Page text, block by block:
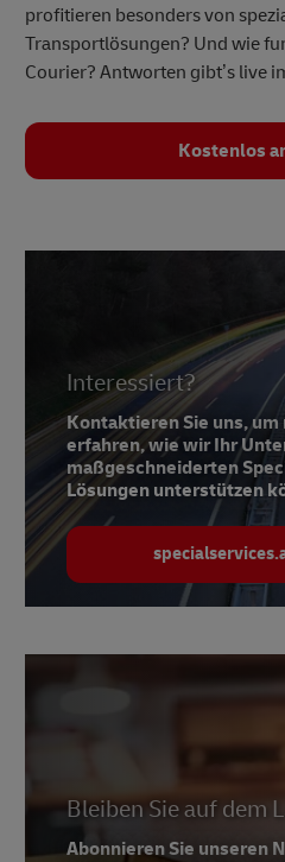
profitieren besonders von
Transportlösungen? Und wie
Courier? Antworten gibt’s live
Kostenlos
Interessiert?
Kontaktieren Sie uns, um
erfahren, wie wir Ihr
maßgeschneiderten
Lösungen unterstützen
Bleiben Sie auf dem
Abonnieren Sie unseren